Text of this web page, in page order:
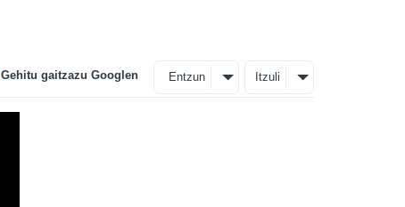
Gehitu gaitzazu Googlen Entzun Itzuli